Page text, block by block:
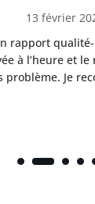
13 février
rapport
à l’heure et le
problème. Je